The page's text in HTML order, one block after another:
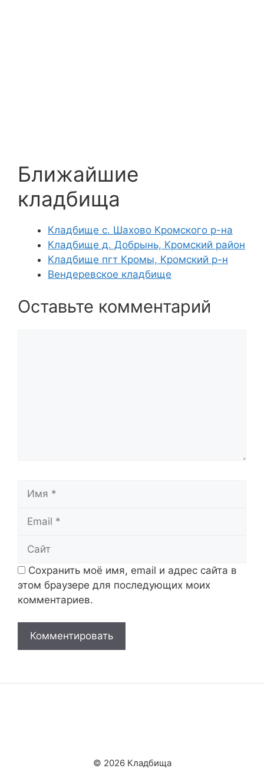
Ближайшие
кладбища
Кладбище с. Шахово Кромского р-на
Кладбище д. Добрынь, Кромский район
Кладбище пгт Кромы, Кромский р-н
Вендеревское кладбище
Оставьте комментарий
Сохранить моё имя, email и адрес сайта в
этом браузере для последующих моих
комментариев.
© 2026 Кладбища